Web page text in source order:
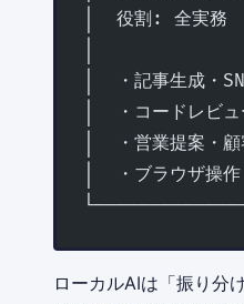
│  役割: 全
│  ・記事生
│  ・コードレ
│  ・営業提
│  ・ブラウ
ローカルAIは「振り分